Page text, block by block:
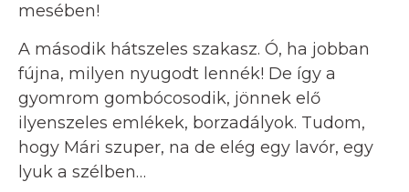
mesében!
A második hátszeles szakasz. Ó, ha jobban
fújna, milyen nyugodt lennék! De így a
gyomrom gombócosodik, jönnek elő
ilyenszeles emlékek, borzadályok. Tudom,
hogy Mári szuper, na de elég egy lavór, egy
lyuk a szélben…